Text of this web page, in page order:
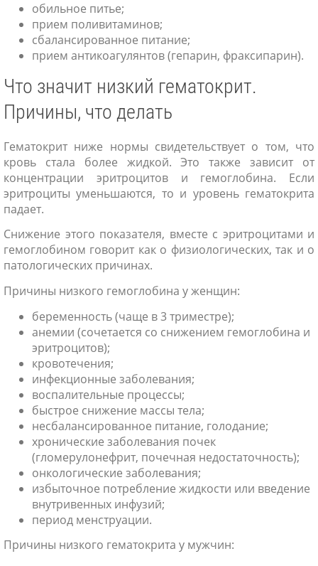
обильное питье;
прием поливитаминов;
сбалансированное питание;
прием антикоагулянтов (гепарин, фраксипарин).
Что значит низкий гематокрит.
Причины, что делать
Гематокрит ниже нормы свидетельствует о том, что
кровь стала более жидкой. Это также зависит от
концентрации эритроцитов и гемоглобина. Если
эритроциты уменьшаются, то и уровень гематокрита
падает.
Снижение этого показателя, вместе с эритроцитами и
гемоглобином говорит как о физиологических, так и о
патологических причинах.
Причины низкого гемоглобина у женщин:
беременность (чаще в 3 триместре);
анемии (сочетается со снижением гемоглобина и
эритроцитов);
кровотечения;
инфекционные заболевания;
воспалительные процессы;
быстрое снижение массы тела;
несбалансированное питание, голодание;
хронические заболевания почек
(гломерулонефрит, почечная недостаточность);
онкологические заболевания;
избыточное потребление жидкости или введение
внутривенных инфузий;
период менструации.
Причины низкого гематокрита у мужчин: